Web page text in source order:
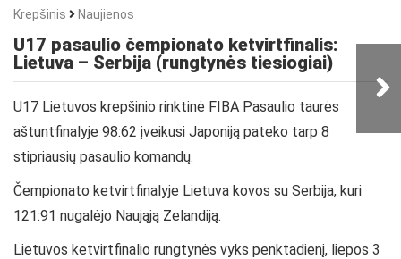
Krepšinis Naujienos
U17 pasaulio čempionato ketvirtfinalis:
Lietuva – Serbija (rungtynės tiesiogiai)
U17 Lietuvos krepšinio rinktinė FIBA Pasaulio taurės
aštuntfinalyje 98:62 įveikusi Japoniją pateko tarp 8
stipriausių pasaulio komandų.
Čempionato ketvirtfinalyje Lietuva kovos su Serbija, kuri
121:91 nugalėjo Naująją Zelandiją.
Lietuvos ketvirtfinalio rungtynės vyks penktadienį, liepos 3